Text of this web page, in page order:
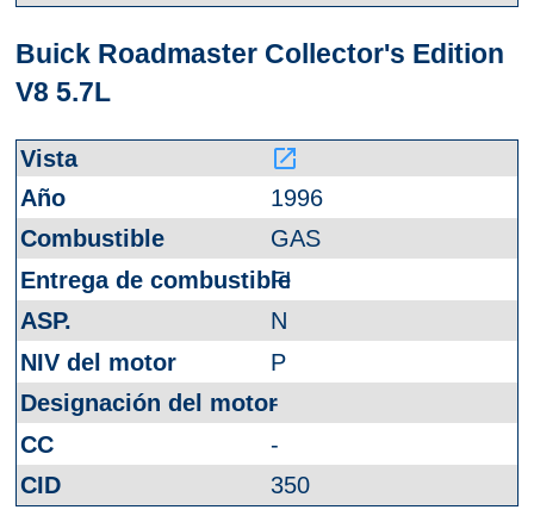
Buick Roadmaster Collector's Edition
V8 5.7L
launch
1996
GAS
FI
N
P
-
-
350